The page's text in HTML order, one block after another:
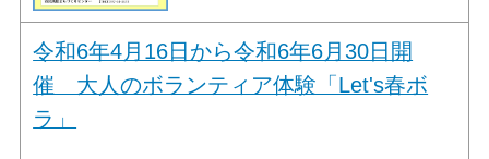
令和6年4月16日から令和6年6月30日開
催 大人のボランティア体験「Let's春ボ
ラ」